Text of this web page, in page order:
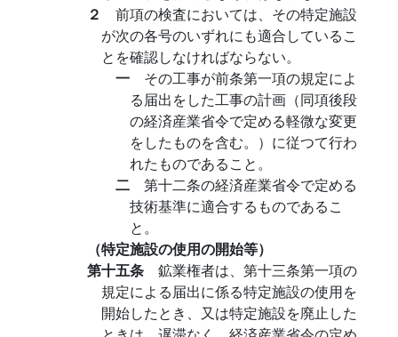
２ 前項の検査においては、その特定施設
が次の各号のいずれにも適合しているこ
とを確認しなければならない。
一 その工事が前条第一項の規定によ
る届出をした工事の計画（同項後段
の経済産業省令で定める軽微な変更
をしたものを含む。）に従つて行わ
れたものであること。
二 第十二条の経済産業省令で定める
技術基準に適合するものであるこ
と。
（特定施設の使用の開始等）
第十五条 鉱業権者は、第十三条第一項の
規定による届出に係る特定施設の使用を
開始したとき、又は特定施設を廃止した